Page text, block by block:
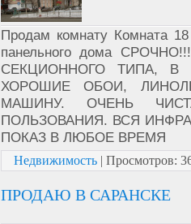
Продам комнату Комната
панельного дома
СЕКЦИОННОГО ТИПА, В
ХОРОШИЕ ОБОИ,
МАШИНУ. ОЧЕНЬ
ПОЛЬЗОВАНИЯ. ВСЯ
ПОКАЗ В ЛЮБОЕ ВРЕМЯ
Недвижимость | Просмотров:
ПРОДАЮ В САРАНСКЕ